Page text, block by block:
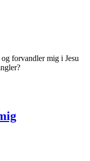
forvandler mig i Jesu